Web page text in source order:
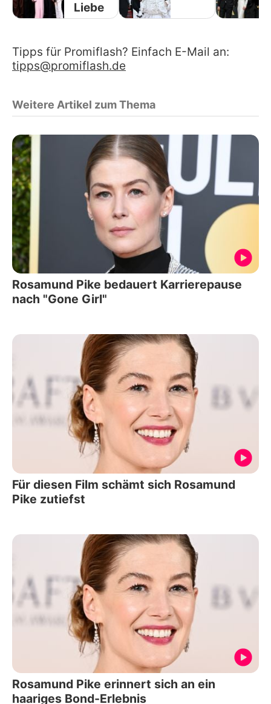
Liebe
Tipps für Promiflash? Einfach E-Mail an:
tipps@promiflash.de
Weitere Artikel zum Thema
Rosamund Pike bedauert Karrierepause
nach "Gone Girl"
Für diesen Film schämt sich Rosamund
Pike zutiefst
Rosamund Pike erinnert sich an ein
haariges Bond-Erlebnis